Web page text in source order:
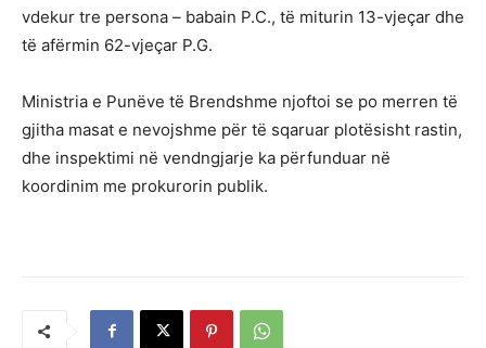
vdekur tre persona – babain P.C., të miturin 13-vjeçar dhe
të afërmin 62-vjeçar P.G.
Ministria e Punëve të Brendshme njoftoi se po merren të
gjitha masat e nevojshme për të sqaruar plotësisht rastin,
dhe inspektimi në vendngjarje ka përfunduar në
koordinim me prokurorin publik.